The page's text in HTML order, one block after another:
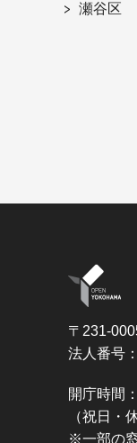
瀬谷区
〒231-
法人番号
開庁時間
（祝日・
※一部の